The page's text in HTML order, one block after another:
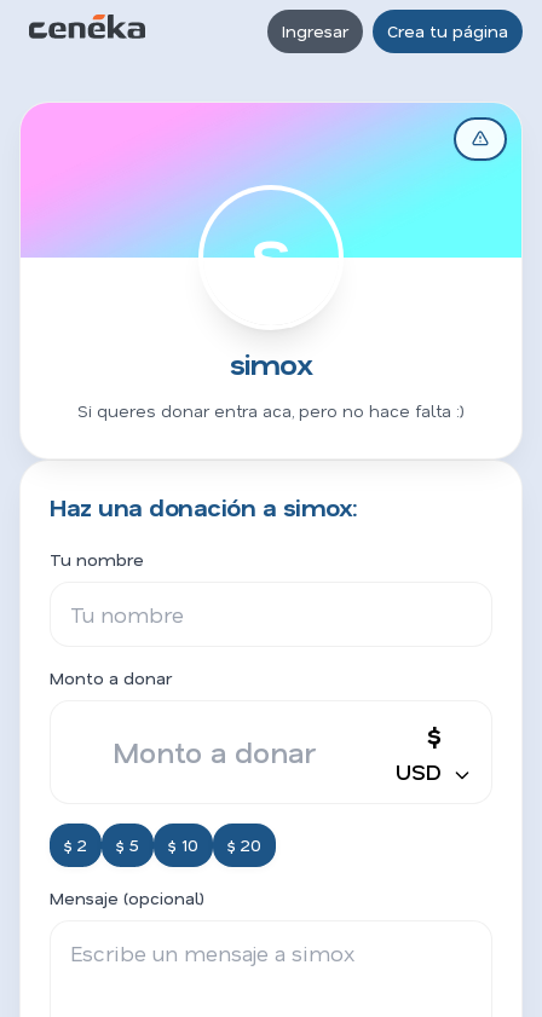
Ingresar Crea tu página
S
simox
Si queres donar entra aca, pero no hace falta :)
Haz una donación a simox:
Tu nombre
Monto a donar
$
USD
$ 2 $ 5 $ 10 $ 20
Mensaje (opcional)